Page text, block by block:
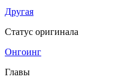
Другая
Статус оригинала
Онгоинг
Главы